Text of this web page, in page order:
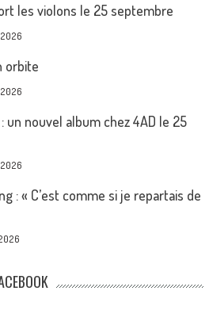
les violons le 25 septembre
orbite
un nouvel album chez 4AD le 25
: « C’est comme si je repartais de